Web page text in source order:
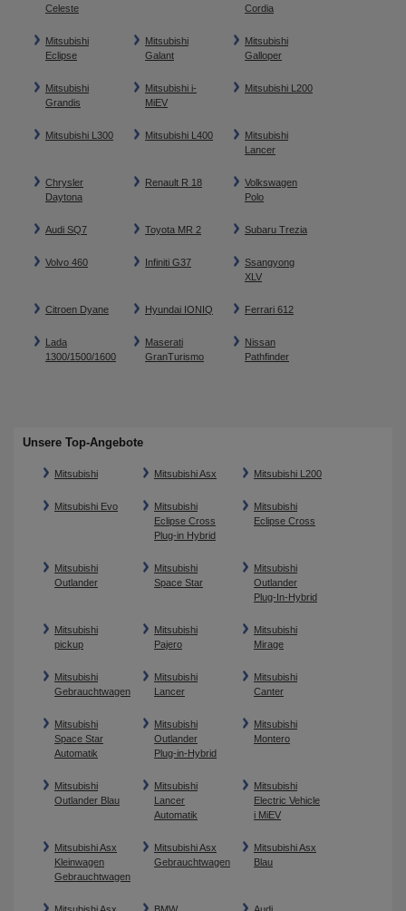
Celeste
Cordia
Mitsubishi
Eclipse
Mitsubishi
Galant
Mitsubishi
Galloper
Mitsubishi
Grandis
Mitsubishi i-
MiEV
Mitsubishi L200
Mitsubishi L300 Mitsubishi L400
Mitsubishi
Lancer
Chrysler
Daytona
Renault R 18
Volkswagen
Polo
Audi SQ7 Toyota MR 2 Subaru Trezia
Volvo 460 Infiniti G37
Ssangyong
XLV
Citroen Dyane Hyundai IONIQ Ferrari 612
Lada
1300/1500/1600
Maserati
GranTurismo
Nissan
Pathfinder
Unsere Top-Angebote
Mitsubishi Mitsubishi Asx Mitsubishi L200
Mitsubishi Evo
Mitsubishi
Eclipse Cross
Plug-in Hybrid
Mitsubishi
Eclipse Cross
Mitsubishi
Outlander
Mitsubishi
Space Star
Mitsubishi
Outlander
Plug-In-Hybrid
Mitsubishi
pickup
Mitsubishi
Pajero
Mitsubishi
Mirage
Mitsubishi
Gebrauchtwagen
Mitsubishi
Lancer
Mitsubishi
Canter
Mitsubishi
Space Star
Automatik
Mitsubishi
Outlander
Plug-in-Hybrid
Mitsubishi
Montero
Mitsubishi
Outlander Blau
Mitsubishi
Lancer
Automatik
Mitsubishi
Electric Vehicle
i MiEV
Mitsubishi Asx
Kleinwagen
Gebrauchtwagen
Mitsubishi Asx
Gebrauchtwagen
Mitsubishi Asx
Blau